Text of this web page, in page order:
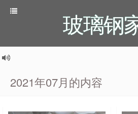
玻璃钢
2021年07月的内容